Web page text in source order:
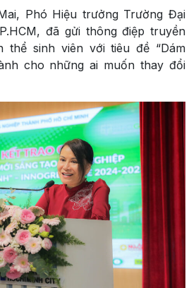
Phó Hiệu trưởng Trường Đại
đã gửi thông điệp truyền
thể sinh viên với tiêu đề “Dám
cho những ai muốn thay đổi